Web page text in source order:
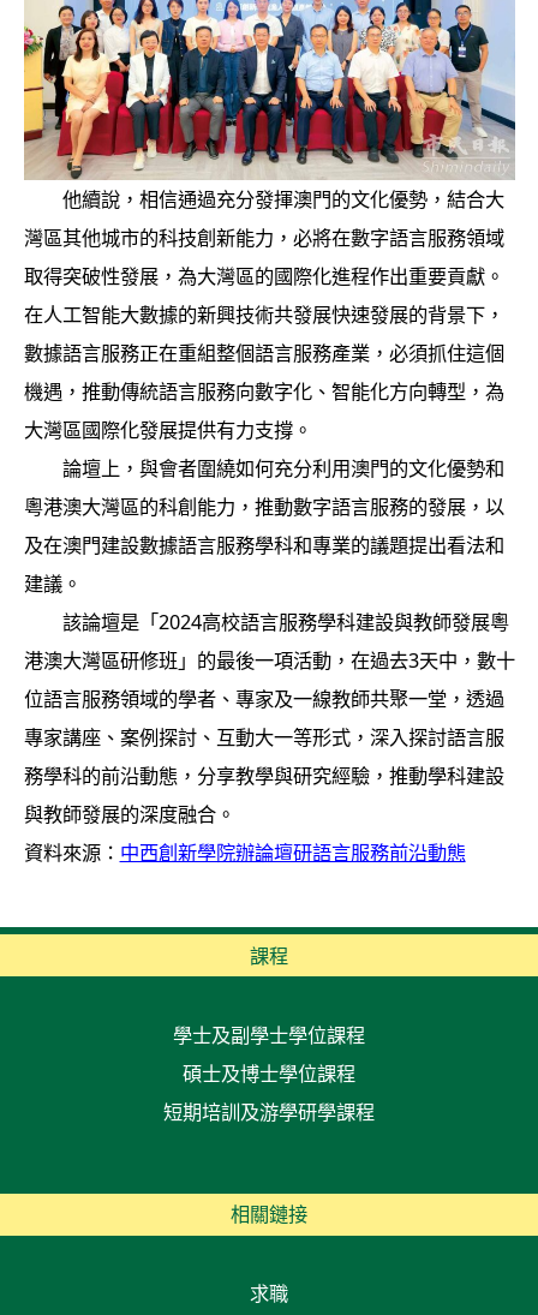
他續說，相信通過充分發揮澳門的文化優勢，結合大
灣區其他城市的科技創新能力，必將在數字語言服務領域
取得突破性發展，為大灣區的國際化進程作出重要貢獻。
在人工智能大數據的新興技術共發展快速發展的背景下，
數據語言服務正在重組整個語言服務產業，必須抓住這個
機遇，推動傳統語言服務向數字化、智能化方向轉型，為
大灣區國際化發展提供有力支撐。
論壇上，與會者圍繞如何充分利用澳門的文化優勢和
粵港澳大灣區的科創能力，推動數字語言服務的發展，以
及在澳門建設數據語言服務學科和專業的議題提出看法和
建議。
該論壇是「2024高校語言服務學科建設與教師發展粵
港澳大灣區研修班」的最後一項活動，在過去3天中，數十
位語言服務領域的學者、專家及一線教師共聚一堂，透過
專家講座、案例探討、互動大一等形式，深入探討語言服
務學科的前沿動態，分享教學與研究經驗，推動學科建設
與教師發展的深度融合。
資料來源： 中西創新學院辦論壇研語言服務前沿動態
課程
學士及副學士學位課程
碩士及博士學位課程
短期培訓及游學研學課程
相關鏈接
求職